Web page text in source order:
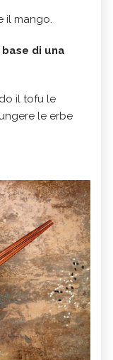
il mango.
di una
il tofu le
le erbe